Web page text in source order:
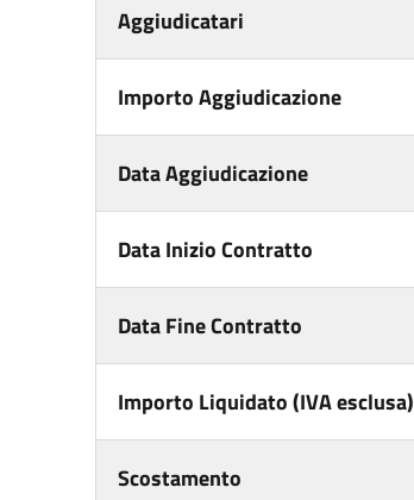
Aggiudicatari
Importo Aggiudicazione
Data Aggiudicazione
Data Inizio Contratto
Data Fine Contratto
Importo Liquidato (IVA esclusa)
Scostamento